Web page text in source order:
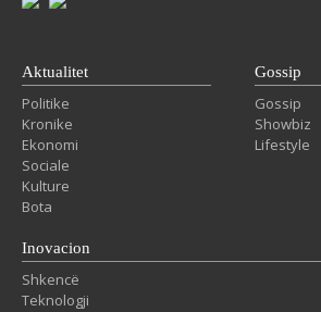
Aktualitet
Politike
Kronike
Ekonomi
Sociale
Kulture
Bota
Gossip
Gossip
Showbiz
Lifestyle
Inovacion
Shkencë
Teknologji